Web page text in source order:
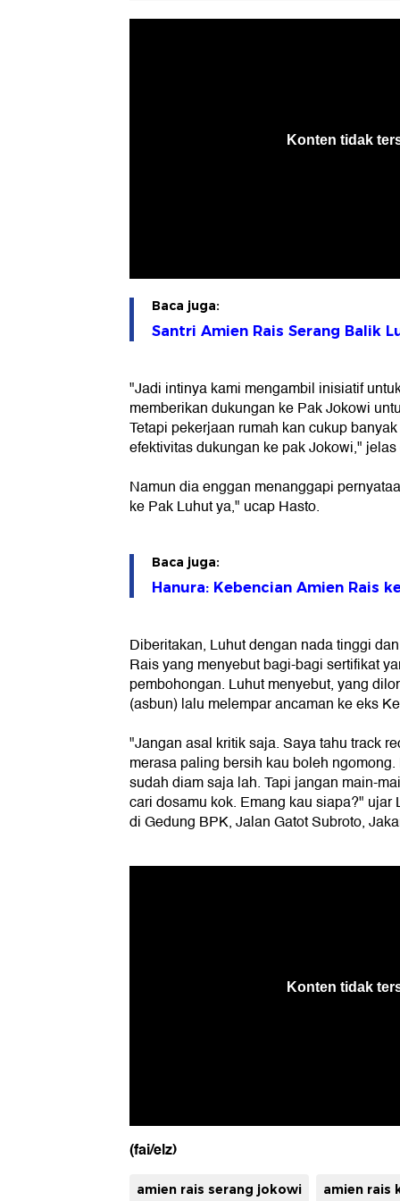
Baca juga:
Santri Amien Rais Serang Balik
"Jadi intinya kami mengambil inisiatif
memberikan dukungan ke Pak Jokowi
Tetapi pekerjaan rumah kan cukup
efektivitas dukungan ke pak Jokowi," jelas
Namun dia enggan menanggapi
ke Pak Luhut ya," ucap Hasto.
Baca juga:
Hanura: Kebencian Amien Rais
Diberitakan, Luhut dengan nada tinggi
Rais yang menyebut bagi-bagi sertifikat
pembohongan. Luhut menyebut, yang
(asbun) lalu melempar ancaman ke eks
"Jangan asal kritik saja. Saya tahu track
merasa paling bersih kau boleh
sudah diam saja lah. Tapi jangan main-
cari dosamu kok. Emang kau siapa?"
di Gedung BPK, Jalan Gatot Subroto,
(fai/elz)
amien rais serang jokowi amien rais